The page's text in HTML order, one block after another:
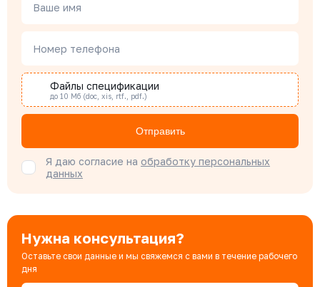
Наталья Гомонова
Бондарюк Евгения
Специалист отдела продаж
Ваше имя
Номер телефона
Файлы спецификации
до 10 Мб (doc, xis, rtf., pdf.)
Отправить
Я даю согласие на обработку персональных
данных
Нужна консультация?
Оставьте свои данные и мы свяжемся с вами в течение рабочего
дня